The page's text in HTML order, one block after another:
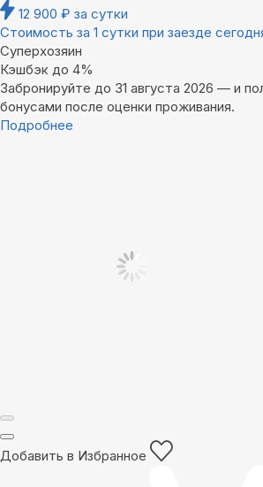
12 900 ₽ за сутки
Стоимость за 1 сутки при заезде
Суперхозяин
Кэшбэк до 4%
Забронируйте до 31 августа 2026 — и
бонусами после оценки проживания.
Подробнее
Добавить в Избранное